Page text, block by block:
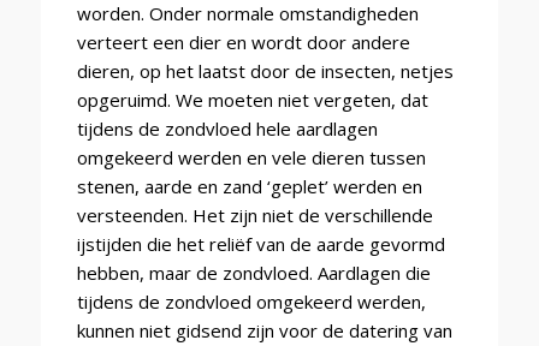
worden. Onder normale omstandigheden
verteert een dier en wordt door andere
dieren, op het laatst door de insecten, netjes
opgeruimd. We moeten niet vergeten, dat
tijdens de zondvloed hele aardlagen
omgekeerd werden en vele dieren tussen
stenen, aarde en zand ‘geplet’ werden en
versteenden. Het zijn niet de verschillende
ijstijden die het reliëf van de aarde gevormd
hebben, maar de zondvloed. Aardlagen die
tijdens de zondvloed omgekeerd werden,
kunnen niet gidsend zijn voor de datering van